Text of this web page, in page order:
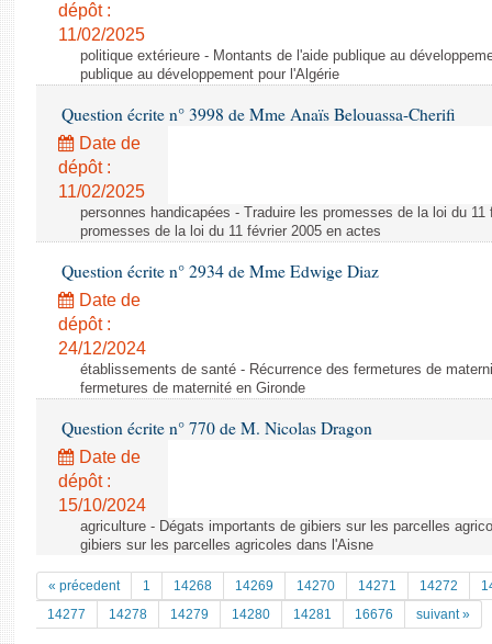
dépôt :
11/02/2025
politique extérieure - Montants de l'aide publique au
publique au développement pour l'Algérie
Question écrite n° 3998 de Mme Anaïs Belouassa-Cherifi
Date de
dépôt :
11/02/2025
personnes handicapées - Traduire les promesses de la loi du
promesses de la loi du 11 février 2005 en actes
Question écrite n° 2934 de Mme Edwige Diaz
Date de
dépôt :
24/12/2024
établissements de santé - Récurrence des fermetures de
fermetures de maternité en Gironde
Question écrite n° 770 de M. Nicolas Dragon
Date de
dépôt :
15/10/2024
agriculture - Dégats importants de gibiers sur les parcelles
gibiers sur les parcelles agricoles dans l'Aisne
« précedent 1 14268 14269 14270 14271 14272
14277
14278 14279 14280 14281 16676 suivant »